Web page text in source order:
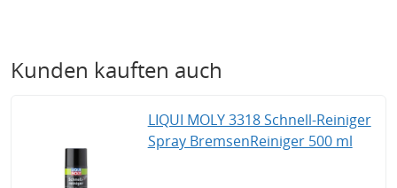
Kunden kauften auch
LIQUI MOLY 3318 Schnell-Reiniger
Spray BremsenReiniger 500 ml